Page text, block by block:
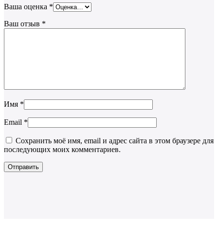
Ваша оценка *
Ваш отзыв *
Имя *
Email *
Сохранить моё имя, email и адрес сайта в этом браузере для
последующих моих комментариев.